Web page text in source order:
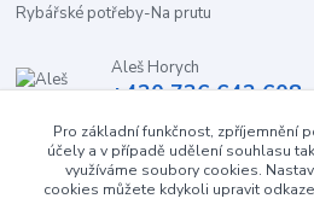
Rybářské potřeby-Na prutu
Aleš Horych
+420 736 642 608
obchod-naprutu@seznam.cz
Pro základní funkčnost, zpříjemnění
účely a v případě udělení souhlasu
využíváme soubory cookies.
cookies můžete kdykoli upravit